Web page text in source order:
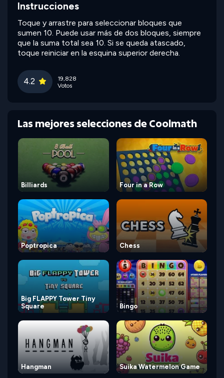
Instrucciones
Toque y arrastre para seleccionar bloques que
sumen 10. Puede usar más de dos bloques, siempre
que la suma total sea 10. Si se queda atascado,
toque reiniciar en la esquina superior derecha.
4.2
19,828
Votos
Las mejores selecciones de Coolmath
Billiards Four in a Row
Poptropica Chess
Big FLAPPY Tower Tiny
Square
Bingo
Hangman Suika Watermelon Game